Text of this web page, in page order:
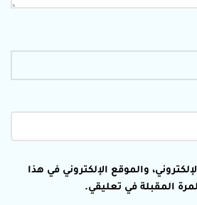
والموقع الإلكتروني في هذا
المقبلة في تعليقي.